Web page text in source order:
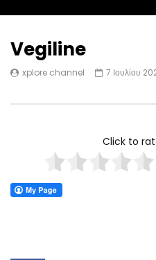
Vegiline
xplore channel 7 Ιουλίου
Click to